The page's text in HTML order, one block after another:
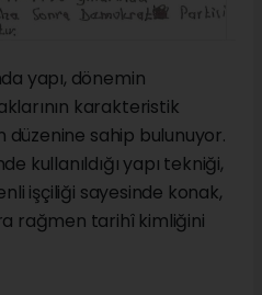
yapı, dönemin
karakteristik
düzenine sahip bulunuyor.
kullanıldığı yapı tekniği,
işçiliği sayesinde konak,
rağmen tarihî kimliğini